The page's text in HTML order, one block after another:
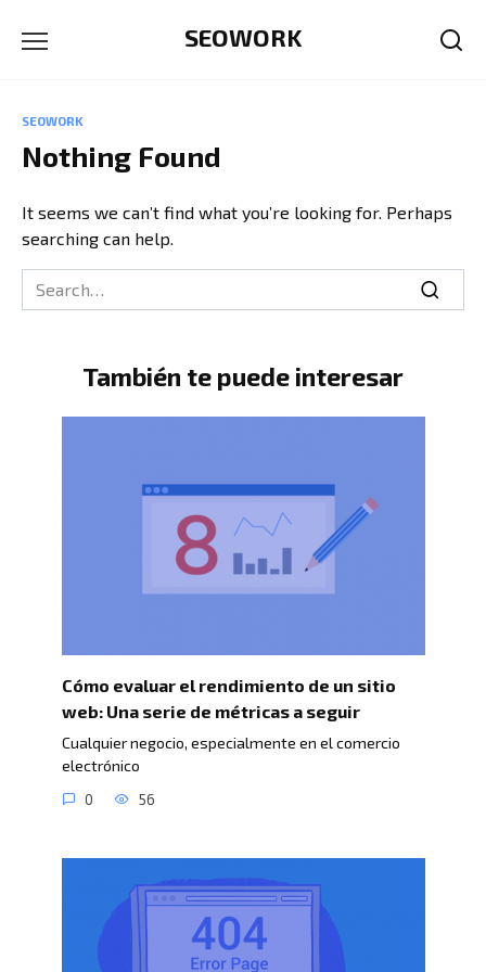
SEOWORK
SEOWORK
Nothing Found
It seems we can’t find what you’re looking for. Perhaps
searching can help.
Search
for:
También te puede interesar
Cómo evaluar el rendimiento de un sitio
web: Una serie de métricas a seguir
Cualquier negocio, especialmente en el comercio
electrónico
0 56